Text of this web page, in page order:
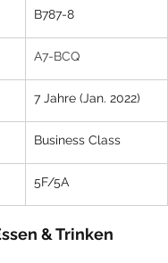
B787-8
A7-BCQ
7 Jahre (Jan. 2022)
Business Class
5F/5A
& Trinken